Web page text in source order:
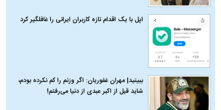
اپل با یک اقدام تازه کاربران ایرانی را غافلگیر کرد
ببینید| مهران غفوریان: اگر وزنم را کم نکرده بودم،
شاید قبل از اکبر عبدی از دنیا می‌رفتم!